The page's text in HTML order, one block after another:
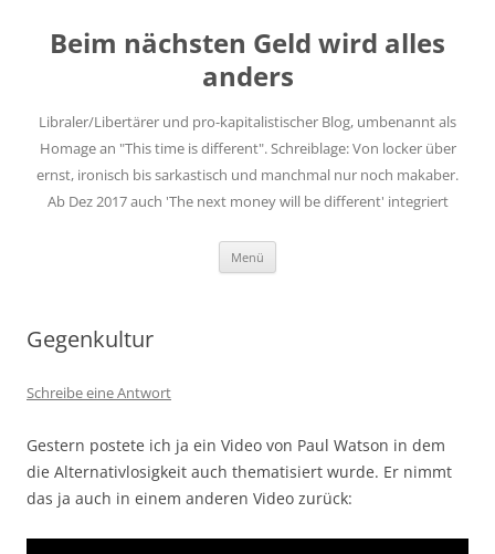
springen
Beim nächsten Geld wird alles
anders
Libraler/Libertärer und pro-kapitalistischer Blog, umbenannt als
Homage an "This time is different". Schreiblage: Von locker über
ernst, ironisch bis sarkastisch und manchmal nur noch makaber.
Ab Dez 2017 auch 'The next money will be different' integriert
Menü
Gegenkultur
Schreibe eine Antwort
Gestern postete ich ja ein Video von Paul Watson in dem
die Alternativlosigkeit auch thematisiert wurde. Er nimmt
das ja auch in einem anderen Video zurück: